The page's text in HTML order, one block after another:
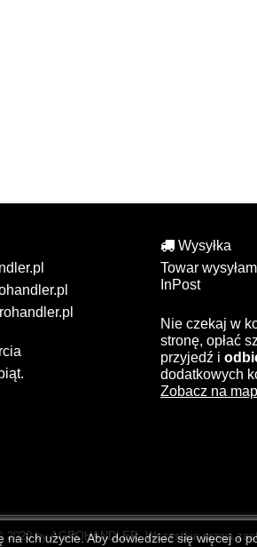
ich użycie. Aby dowiedzieć się więcej o
Wysyłka
Towar
InPost
Nie czekaj w
stronę, opłać
przyjedź i
dodatkowych
Zobacz na
2020 by AGROHANDLER. Wszystkie prawa